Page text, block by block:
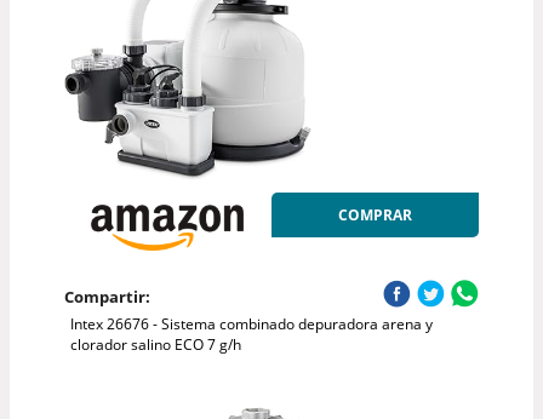
COMPRAR
Compartir:
Intex 26676 - Sistema combinado depuradora arena y
clorador salino ECO 7 g/h